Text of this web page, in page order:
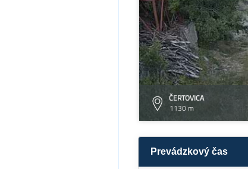
ČERTOVICA
1130 m
Prevádzkový čas